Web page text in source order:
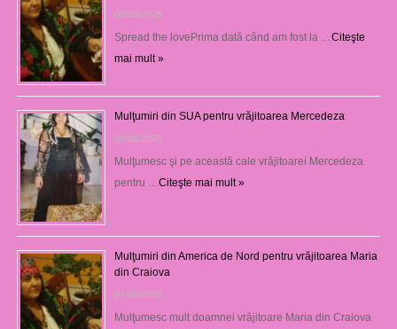
08/08/2026
Spread the lovePrima dată când am fost la …Citeşte
mai mult »
Mulţumiri din SUA pentru vrăjitoarea Mercedeza
08/08/2026
Mulţumesc şi pe această cale vrăjitoarei Mercedeza
pentru …Citeşte mai mult »
Mulţumiri din America de Nord pentru vrăjitoarea Maria
din Craiova
07/08/2026
Mulţumesc mult doamnei vrăjitoare Maria din Craiova